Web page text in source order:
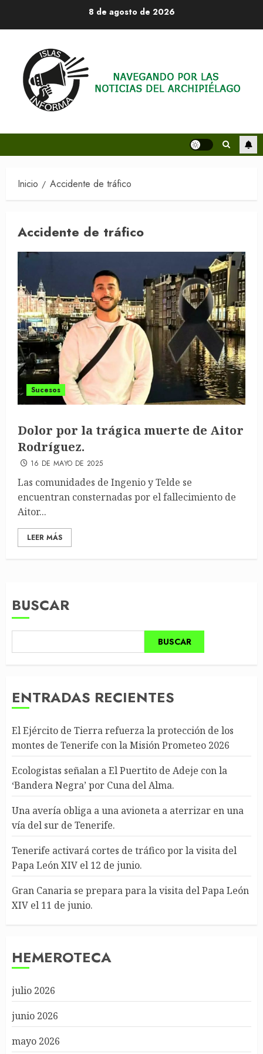
8 de agosto de 2026
Inicio Accidente de tráfico
Accidente de tráfico
Sucesos
Dolor por la trágica muerte de Aitor
Rodríguez.
16 DE MAYO DE 2025
Las comunidades de Ingenio y Telde se
encuentran consternadas por el fallecimiento de
Aitor...
LEER MÁS
BUSCAR
BUSCAR
ENTRADAS RECIENTES
El Ejército de Tierra refuerza la protección de los
montes de Tenerife con la Misión Prometeo 2026
Ecologistas señalan a El Puertito de Adeje con la
‘Bandera Negra’ por Cuna del Alma.
Una avería obliga a una avioneta a aterrizar en una
vía del sur de Tenerife.
Tenerife activará cortes de tráfico por la visita del
Papa León XIV el 12 de junio.
Gran Canaria se prepara para la visita del Papa León
XIV el 11 de junio.
HEMEROTECA
julio 2026
junio 2026
mayo 2026